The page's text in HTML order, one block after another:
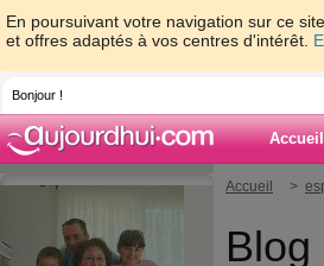
En poursuivant votre navigation sur ce
et offres adaptés à vos centres d'intérêt.
Bonjour !
Accueil
Accueil >